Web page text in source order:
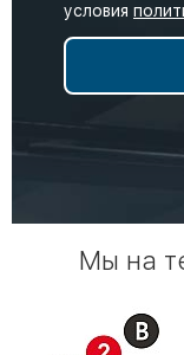
условия
Мы на